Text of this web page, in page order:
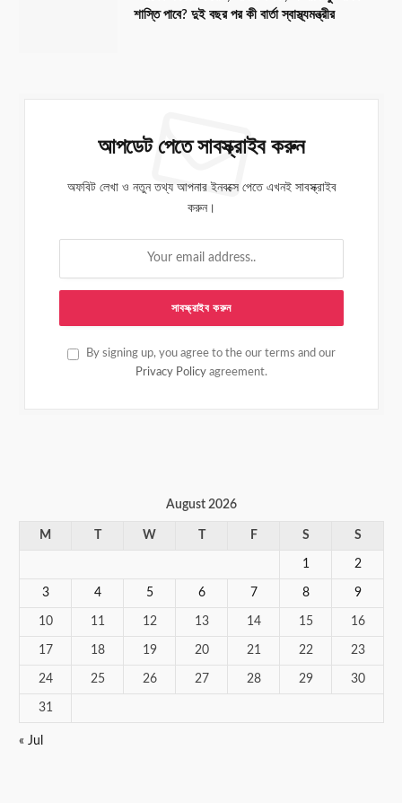
শাস্তি পাবে? দুই বছর পর কী বার্তা স্বাস্থ্যমন্ত্রীর
আপডেট পেতে সাবস্ক্রাইব করুন
অফবিট লেখা ও নতুন তথ্য আপনার ইনবক্সে পেতে এখনই সাবস্ক্রাইব
করুন।
By signing up, you agree to the our terms and our
Privacy Policy agreement.
August 2026
M W F S S
1 2
3 4 5 6 7 8 9
10 11 12 13 14 15 16
17 18 19 20 21 22 23
24 25 26 27 28 29 30
31
« Jul